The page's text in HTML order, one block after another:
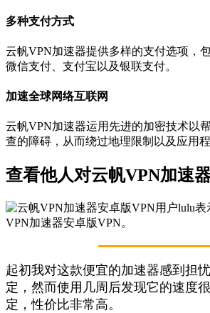
多种支付方式
云帆VPN加速器提供多样的支付选项，包
微信支付、支付宝以及银联支付。
加速全球网络互联网
云帆VPN加速器运用先进的加密技术以
查的障碍，从而绕过地理限制以及应用
查看他人对云帆VPN加速器
起初我对这款便宜的加速器感到担
定，然而使用几周后发现它的速度
定，性价比非常高。